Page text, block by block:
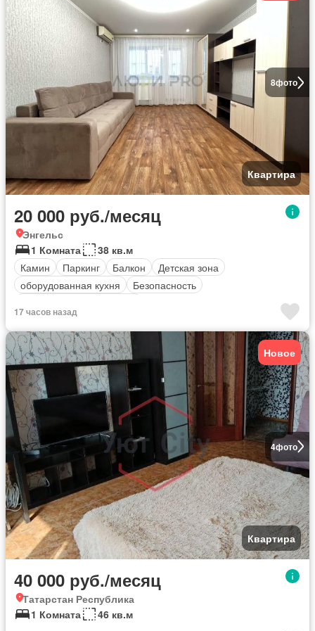
8фото
Квартира
20 000 руб./месяц
Энгельс
1 Комната
38 кв.м
Камин
Паркинг Балкон
Детская зона
оборудованная кухня
Безопасность
17 часов назад
4фото
Новое
Квартира
40 000 руб./месяц
Татарстан Республика
1 Комната
46 кв.м